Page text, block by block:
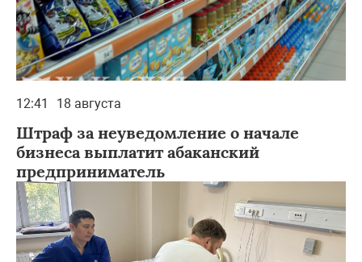
12:41 18 августа
Штраф за неуведомление о начале
бизнеса выплатит абаканский
предприниматель